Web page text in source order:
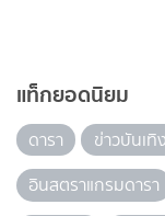
แท็กยอดนิยม
ดารา ข่าวบันเทิง
อินสตราแกรมดารา